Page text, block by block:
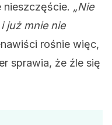
nieszczęście. „Nie
już mnie nie
rośnie więc,
sprawia, że źle się